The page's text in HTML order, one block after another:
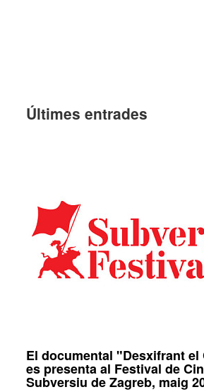
Últi­mes entra­des
El documental "Desxifrant el
es presenta al Festival de
Subversiu de Zagreb, maig